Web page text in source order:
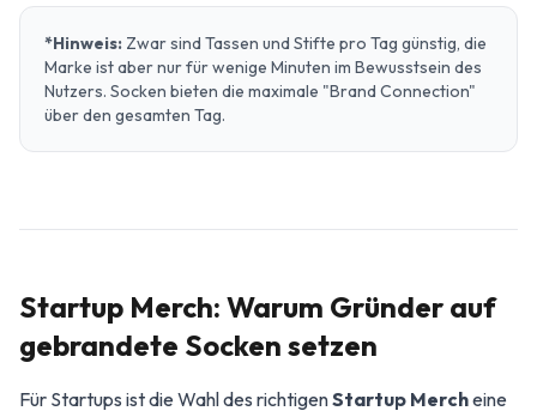
*Hinweis: Zwar sind Tassen und Stifte pro Tag günstig, die
Marke ist aber nur für wenige Minuten im Bewusstsein des
Nutzers. Socken bieten die maximale "Brand Connection"
über den gesamten Tag.
Startup Merch: Warum Gründer auf
gebrandete Socken setzen
Für Startups ist die Wahl des richtigenStartup Mercheine